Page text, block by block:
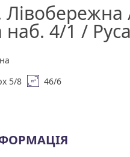
наб. 4/1 /
5/8
46/6